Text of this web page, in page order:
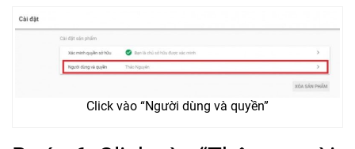
Click vào “Người dùng và quyền”